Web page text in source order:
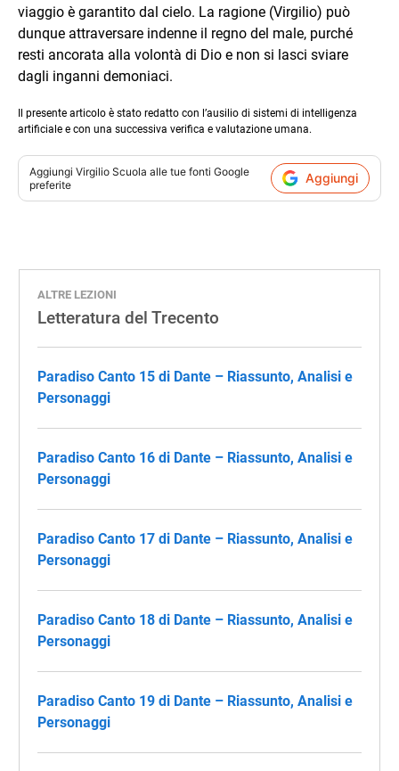
viaggio è garantito dal cielo. La ragione (Virgilio) può
dunque attraversare indenne il regno del male, purché
resti ancorata alla volontà di Dio e non si lasci sviare
dagli inganni demoniaci.
Il presente articolo è stato redatto con l’ausilio di sistemi di intelligenza
artificiale e con una successiva verifica e valutazione umana.
Aggiungi Virgilio Scuola alle tue fonti Google
preferite
Aggiungi
ALTRE LEZIONI
Letteratura del Trecento
Paradiso Canto 15 di Dante – Riassunto, Analisi e
Personaggi
Paradiso Canto 16 di Dante – Riassunto, Analisi e
Personaggi
Paradiso Canto 17 di Dante – Riassunto, Analisi e
Personaggi
Paradiso Canto 18 di Dante – Riassunto, Analisi e
Personaggi
Paradiso Canto 19 di Dante – Riassunto, Analisi e
Personaggi